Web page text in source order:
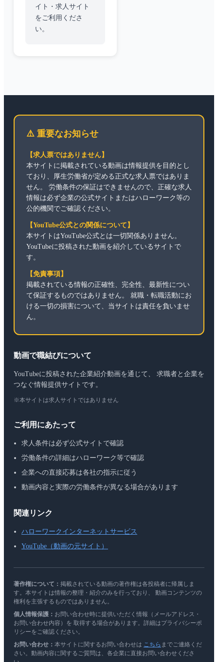
イト・求人サイト
をご利用くださ
い。
⚠️ 重要なお知らせ
【求人票ではありません】
本サイトに掲載されている動画は情報提供を目的とし
ており、厚生労働省が定める正式な求人票ではありま
せん。 労働条件の保証はできませんので、正確な求人
情報は必ず企業の公式サイトまたはハローワーク等の
公的機関でご確認ください。
【YouTube公式との関係について】
本サイトはYouTube公式とは一切関係ありません。
YouTubeに投稿された動画を紹介しているサイトで
す。
【免責事項】
掲載されている情報の正確性、完全性、最新性につい
て保証するものではありません。 就職・転職活動にお
ける一切の損害について、当サイトは責任を負いませ
ん。
動画で職結びについて
YouTubeに投稿された企業紹介動画を通じて、 求職者と企業を
つなぐ情報提供サイトです。
※本サイトは求人サイトではありません
ご利用にあたって
求人条件は必ず公式サイトで確認
労働条件の詳細はハローワーク等で確認
企業への直接応募は各社の指示に従う
動画内容と実際の労働条件が異なる場合があります
関連リンク
ハローワークインターネットサービス
YouTube（動画の元サイト）
著作権について： 掲載されている動画の著作権は各投稿者に帰属しま
す。本サイトは情報の整理・紹介のみを行っており、 動画コンテンツの
権利を主張するものではありません。
個人情報保護： お問い合わせ時に提供いただく情報（メールアドレス・
お問い合わせ内容）を 取得する場合があります。詳細はプライバシーポ
リシーをご確認ください。
お問い合わせ： 本サイトに関するお問い合わせは こちら までご連絡くだ
さい。動画内容に関するご質問は、各企業に直接お問い合わせくださ